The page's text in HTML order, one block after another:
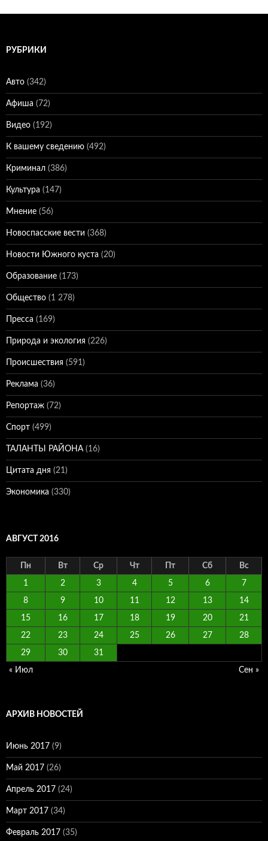
РУБРИКИ
Авто (342)
Афиша (72)
Видео (192)
К вашему сведению (492)
Криминал (386)
Культура (147)
Мнение (56)
Новоспасские вести (368)
Новости Южного куста (20)
Образование (173)
Общество (1 278)
Пресса (169)
Природа и экология (226)
Происшествия (591)
Реклама (36)
Репортаж (72)
Спорт (499)
ТАЛАНТЫ РАЙОНА (16)
Цитата дня (21)
Экономика (330)
АВГУСТ 2016
Пн Вт Ср Чт Пт Сб Вс
1 2 3 4 5 6 7
8 9 10 11 12 13 14
15 16 17 18 19 20 21
22 23 24 25 26 27 28
29 30 31
« Июл Сен »
АРХИВ НОВОСТЕЙ
Июнь 2017 (9)
Май 2017 (26)
Апрель 2017 (24)
Март 2017 (34)
Февраль 2017 (35)